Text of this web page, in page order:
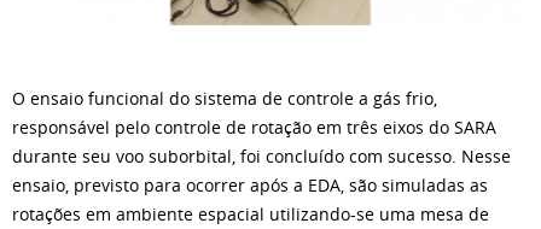
O ensaio funcional do sistema de controle a gás frio,
responsável pelo controle de rotação em três eixos do SARA
durante seu voo suborbital, foi concluído com sucesso. Nesse
ensaio, previsto para ocorrer após a EDA, são simuladas as
rotações em ambiente espacial utilizando-se uma mesa de